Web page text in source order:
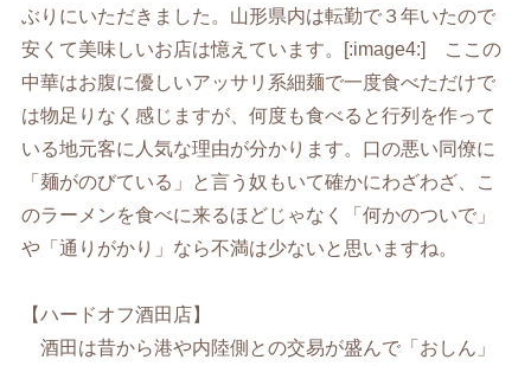
ぶりにいただきました。山形県内は転勤で３年いたので
安くて美味しいお店は憶えています。[:image4:] ここの
中華はお腹に優しいアッサリ系細麺で一度食べただけで
は物足りなく感じますが、何度も食べると行列を作って
いる地元客に人気な理由が分かります。口の悪い同僚に
「麺がのびている」と言う奴もいて確かにわざわざ、こ
のラーメンを食べに来るほどじゃなく「何かのついで」
や「通りがかり」なら不満は少ないと思いますね。
【ハードオフ酒田店】
酒田は昔から港や内陸側との交易が盛んで「おしん」